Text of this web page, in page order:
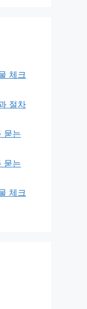
체크
절차
묻는
묻는
체크